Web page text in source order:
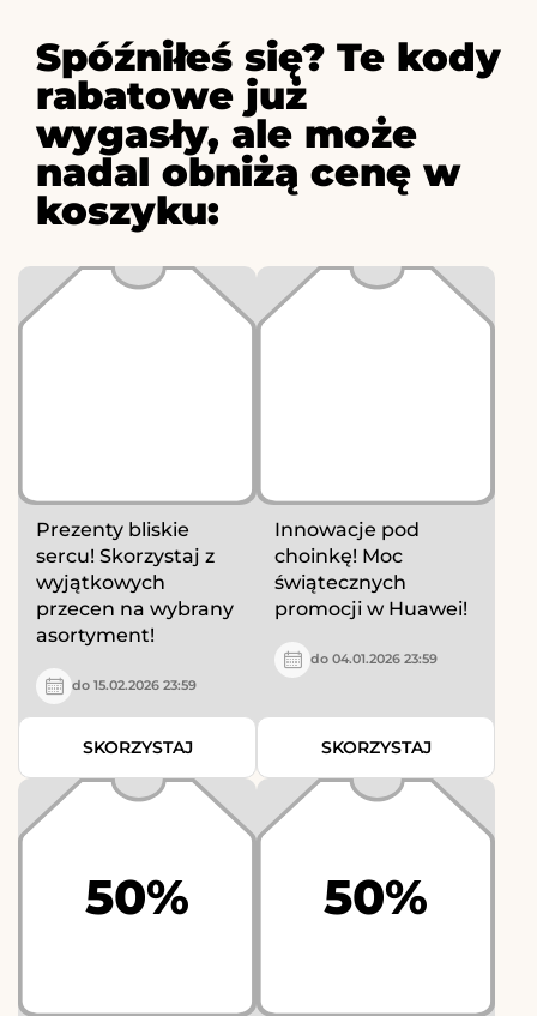
Spóźniłeś się? Te kody
rabatowe już
wygasły, ale może
nadal obniżą cenę w
koszyku:
Prezenty bliskie
sercu! Skorzystaj z
wyjątkowych
przecen na wybrany
asortyment!
do 15.02.2026 23:59
SKORZYSTAJ
Innowacje pod
choinkę! Moc
świątecznych
promocji w Huawei!
do 04.01.2026 23:59
SKORZYSTAJ
50% 50%